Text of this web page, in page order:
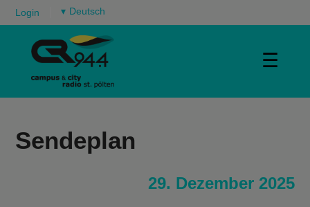
Login ▾
☰
Sendeplan
29. Dezember 2025